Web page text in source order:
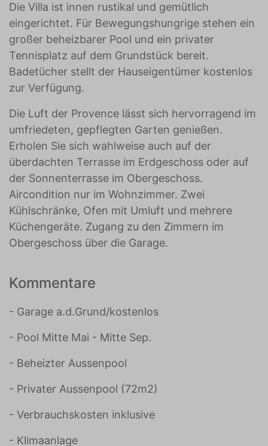
Die Villa ist innen rustikal und gemütlich
eingerichtet. Für Bewegungshungrige stehen ein
großer beheizbarer Pool und ein privater
Tennisplatz auf dem Grundstück bereit.
Badetücher stellt der Hauseigentümer kostenlos
zur Verfügung.
Die Luft der Provence lässt sich hervorragend im
umfriedeten, gepflegten Garten genießen.
Erholen Sie sich wahlweise auch auf der
überdachten Terrasse im Erdgeschoss oder auf
der Sonnenterrasse im Obergeschoss.
Aircondition nur im Wohnzimmer. Zwei
Kühlschränke, Ofen mit Umluft und mehrere
Küchengeräte. Zugang zu den Zimmern im
Obergeschoss über die Garage.
Kommentare
- Garage a.d.Grund/kostenlos
- Pool Mitte Mai - Mitte Sep.
- Beheizter Aussenpool
- Privater Aussenpool (72m2)
- Verbrauchskosten inklusive
- Klimaanlage